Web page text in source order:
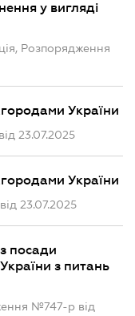
у вигляді
Розпорядження
України
23.07.2025
України
23.07.2025
посади
з питань
№747-р від